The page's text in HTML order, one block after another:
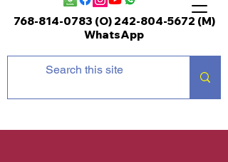
768-814-0783 (O) 242-804-5672 (M)
WhatsApp